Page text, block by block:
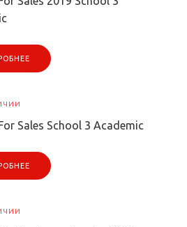
Sales School 3 Academic